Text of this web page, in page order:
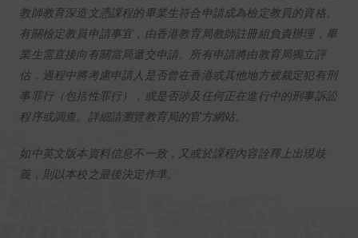
教師教育深造文憑課程的畢業生符合申請成為檢定教員的資格。
有關檢定教員申請事宜，由香港教育局教師註冊組負責辦理，畢
業生需直接向有關當局遞交申請。所有申請將由教育局獨立評
估，過程中將考慮申請人是否曾在香港或其他地方被裁定犯有刑
事罪行（包括性罪行），或是否涉及任何正在進行中的刑事訴訟
程序或調查。詳細請瀏覽教育局的官方網站。
如中英文版本資料信息不一致，又或於課程內容詮釋上出現歧
義，則以本校之最後決定作準。